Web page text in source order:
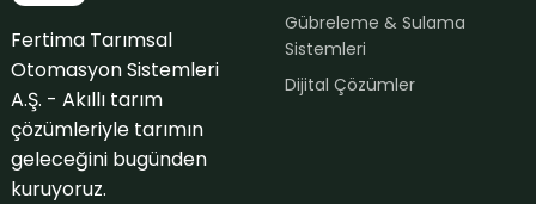
Fertima Tarımsal
Otomasyon Sistemleri
A.Ş. - Akıllı tarım
çözümleriyle tarımın
geleceğini bugünden
kuruyoruz.
Gübreleme & Sulama
Sistemleri
Dijital Çözümler